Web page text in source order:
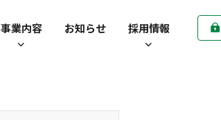
事業内容 お知らせ 採用情報